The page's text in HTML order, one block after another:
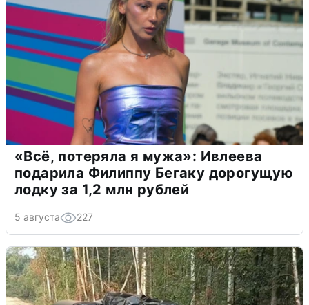
«Всё, потеряла я мужа»: Ивлеева
подарила Филиппу Бегаку дорогущую
лодку за 1,2 млн рублей
5 августа 227